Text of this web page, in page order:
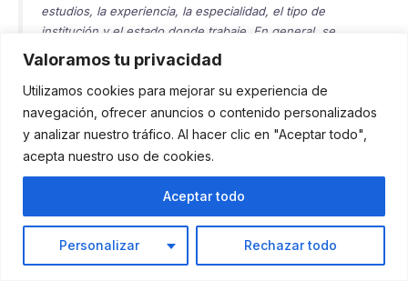
Valoramos tu privacidad
Utilizamos cookies para mejorar su experiencia de
navegación, ofrecer anuncios o contenido personalizados
y analizar nuestro tráfico. Al hacer clic en "Aceptar todo",
acepta nuestro uso de cookies.
Personalizar Rechazar todo
Aceptar todo
estudios, la experiencia, la especialidad, el tipo de
institución y el estado donde trabaje. En general, se
puede decir que las enfermeras con mayor formación y
especialización reciben mejores salarios que las que
tienen menor nivel de estudios. Además, se debe tener
en cuenta que los salarios pueden variar según la oferta y
la demanda de cada región y sector. Por lo tanto, si
quieres ser enfermera en Estados Unidos, te
existen y que elijas la que más se adapte a tus intereses y